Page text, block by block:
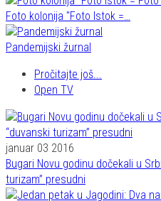
Foto kolonija "Foto Istok =…
Pandemijski žurnal
Pročitajte još...
Open TV
januar 03 2016
Bugari Novu godinu dočekali u
turizam” presudni